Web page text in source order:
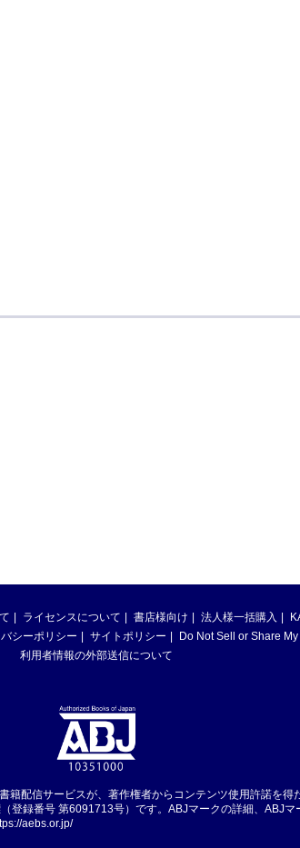
ライセンスについて 書店様向け 法人様一括購入
シーポリシー サイトポリシー
Do Not Sell or Share
利用者情報の外部送信について
籍配信サービスが、著作権者からコンテンツ使用許諾を得
登録番号 第6091713号）です。ABJマークの詳細、ABJマ
aebs.or.jp/